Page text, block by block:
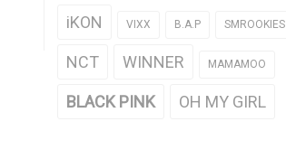
iKON VIXX B.A.P SMROOKIES
NCT WINNER MAMAMOO
BLACK PINK OH MY GIRL